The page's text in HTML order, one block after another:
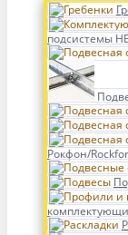
подсистемы
Рокфон/